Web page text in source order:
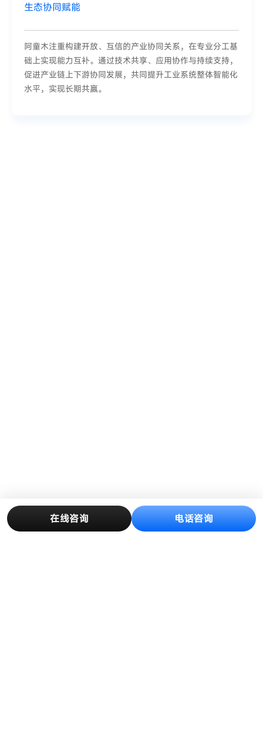
生态协同赋能
阿童木注重构建开放、互信的产业协同关系，在专业分工基
础上实现能力互补。通过技术共享、应用协作与持续支持，
促进产业链上下游协同发展，共同提升工业系统整体智能化
水平，实现长期共赢。
在线咨询 电话咨询